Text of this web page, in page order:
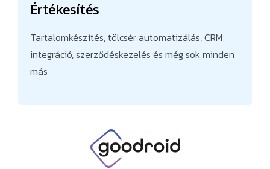
Értékesítés
Tartalomkészítés, tölcsér automatizálás, CRM
integráció, szerződéskezelés és még sok minden
más